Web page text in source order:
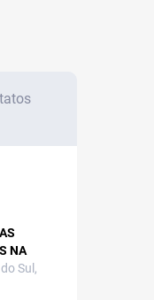
AS
NA
Sul,